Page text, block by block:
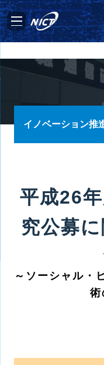
イノベーション推
平成26
究公募
～ソーシャル・
術